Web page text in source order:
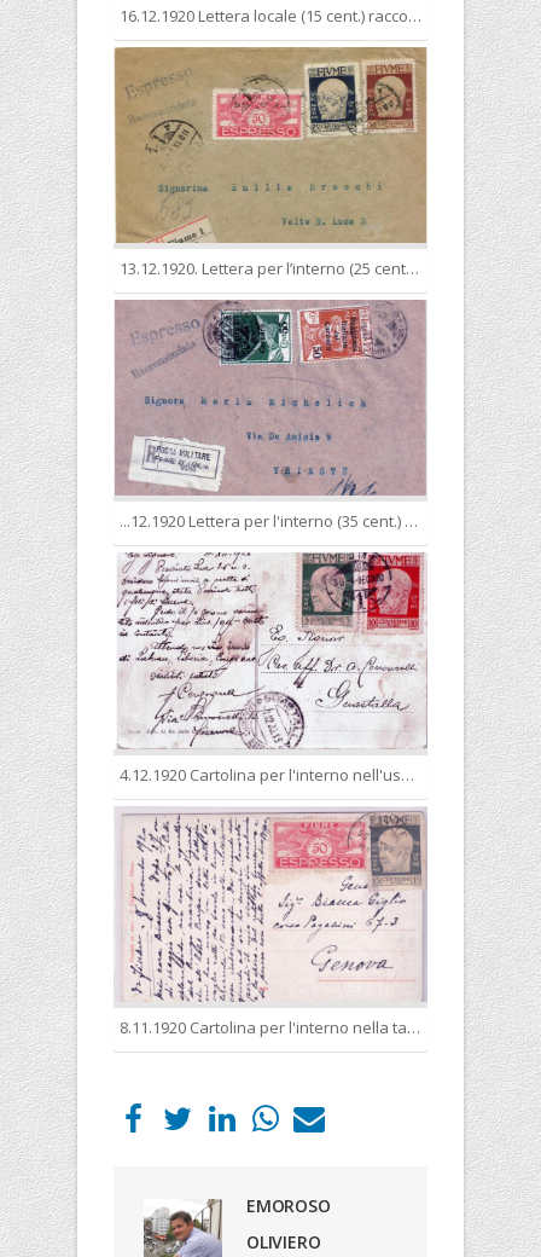
16.12.1920 Lettera locale (15 cent.) raccomandata (30 cent.) nell'esatta tariffa complessiva di 45 cent.
13.12.1920. Lettera per l’interno (25 cent.) raccomandata (30 cent.) espresso (50 cent.) nell'esatta tariffa complessiva di 1,05 lire
...12.1920 Lettera per l'interno (35 cent.) raccomandata (30 cent.) espresso (50 cent.) nell'esatta tariffa complessiva di lire 1,05. Bollo di arrivo a Trieste 12.12.1920.
4.12.1920 Cartolina per l'interno nell'usuale tariffa di 15 cent.
8.11.1920 Cartolina per l'interno nella tariffa comunemente usata di 15 cent., spedita per espresso (50 cent.)
EMOROSO
OLIVIERO